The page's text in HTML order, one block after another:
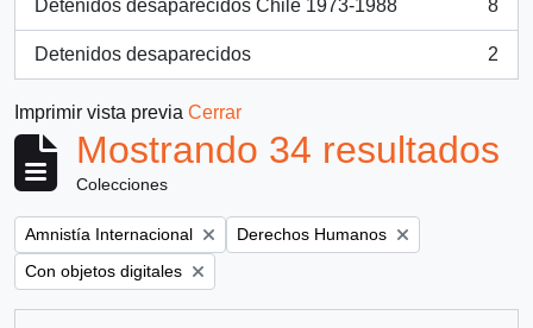
Detenidos desaparecidos Chile 1973-1988
, 8 resultados
8
Detenidos desaparecidos
, 2 resultados
2
Imprimir vista previa Cerrar
Mostrando 34 resultados
Colecciones
Remove filter:
Amnistía Internacional Remove filter:
Derechos Humanos
Remove filter:
Con objetos digitales